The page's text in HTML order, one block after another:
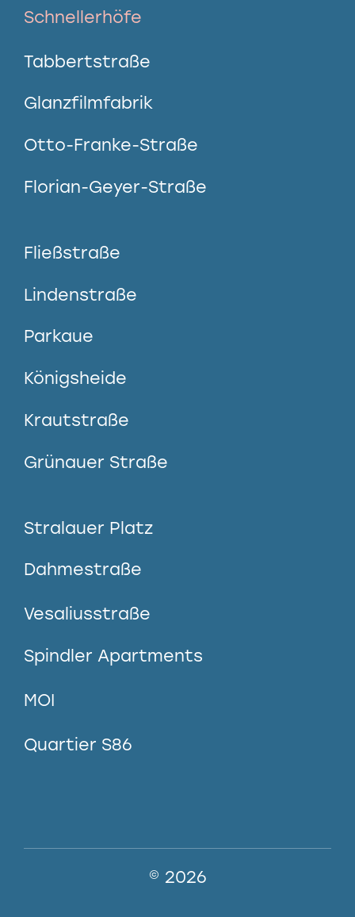
Schnellerhöfe
Tabbertstraße
Glanzfilmfabrik
Otto-Franke-Straße
Florian-Geyer-Straße
Fließstraße
Lindenstraße
Parkaue
Königsheide
Krautstraße
Grünauer Straße
Stralauer Platz
Dahmestraße
Vesaliusstraße
Spindler Apartments
MOI
Quartier S86
© 2026